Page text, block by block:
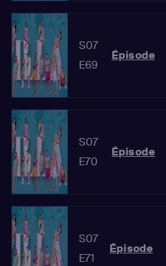
S07
E69
Épisode
S07
E70
Épisode
S07
E71
Épisode